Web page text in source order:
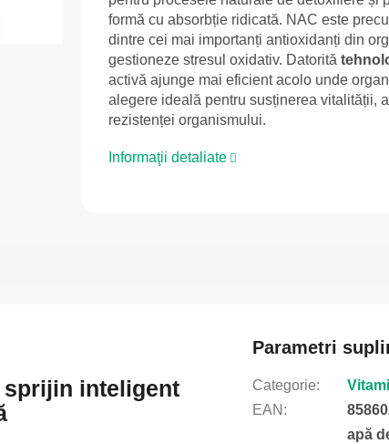
formă cu absorbție ridicată. NAC este
dintre cei mai importanți antioxidanți din
gestioneze stresul oxidativ. Datorită
activă ajunge mai eficient acolo unde
alegere ideală pentru susținerea vitalității,
rezistenței organismului.
Informaţii detaliate
sprijin inteligent
Parametri
Categorie:
EAN :
apă